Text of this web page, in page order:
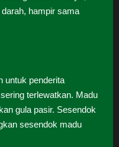
hampir sama
untuk penderita
terlewatkan. Madu
gula pasir. Sesendok
sesendok madu